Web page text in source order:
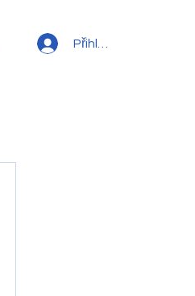
Přihlásit se